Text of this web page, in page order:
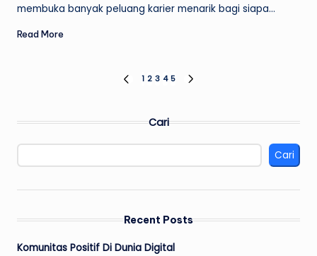
membuka banyak peluang karier menarik bagi siapa…
Read More
PREVIOUS
1 2 3 4 5
Cari
Cari
Recent Posts
Komunitas Positif Di Dunia Digital